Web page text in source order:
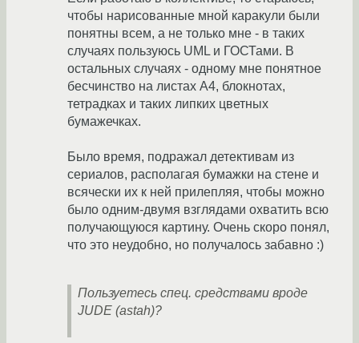
чтобы нарисованные мной каракули были
понятны всем, а не только мне - в таких
случаях пользуюсь UML и ГОСТами. В
остальных случаях - одному мне понятное
бесчинство на листах А4, блокнотах,
тетрадках и таких липких цветных
бумажечках.
Было время, подражал детективам из
сериалов, располагая бумажки на стене и
всячески их к ней прилепляя, чтобы можно
было одним-двумя взглядами охватить всю
получающуюся картину. Очень скоро понял,
что это неудобно, но получалось забавно :)
Пользуетесь спец. средствами вроде
JUDE (astah)?